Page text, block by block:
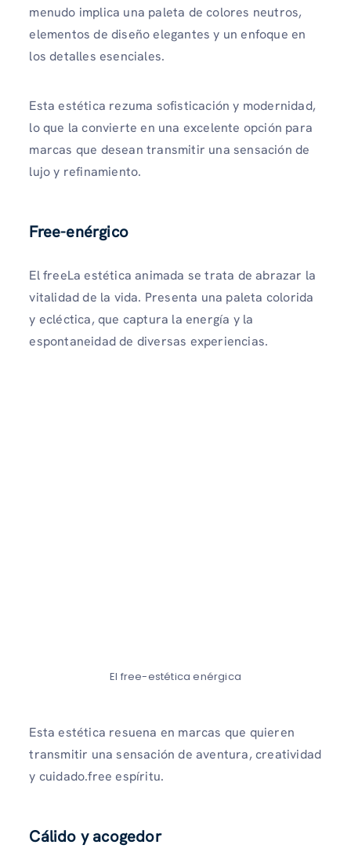
menudo implica una paleta de colores neutros,
elementos de diseño elegantes y un enfoque en
los detalles esenciales.
Esta estética rezuma sofisticación y modernidad,
lo que la convierte en una excelente opción para
marcas que desean transmitir una sensación de
lujo y refinamiento.
Free-enérgico
El freeLa estética animada se trata de abrazar la
vitalidad de la vida. Presenta una paleta colorida
y ecléctica, que captura la energía y la
espontaneidad de diversas experiencias.
El free-estética enérgica
Esta estética resuena en marcas que quieren
transmitir una sensación de aventura, creatividad
y cuidado.free espíritu.
Cálido y acogedor